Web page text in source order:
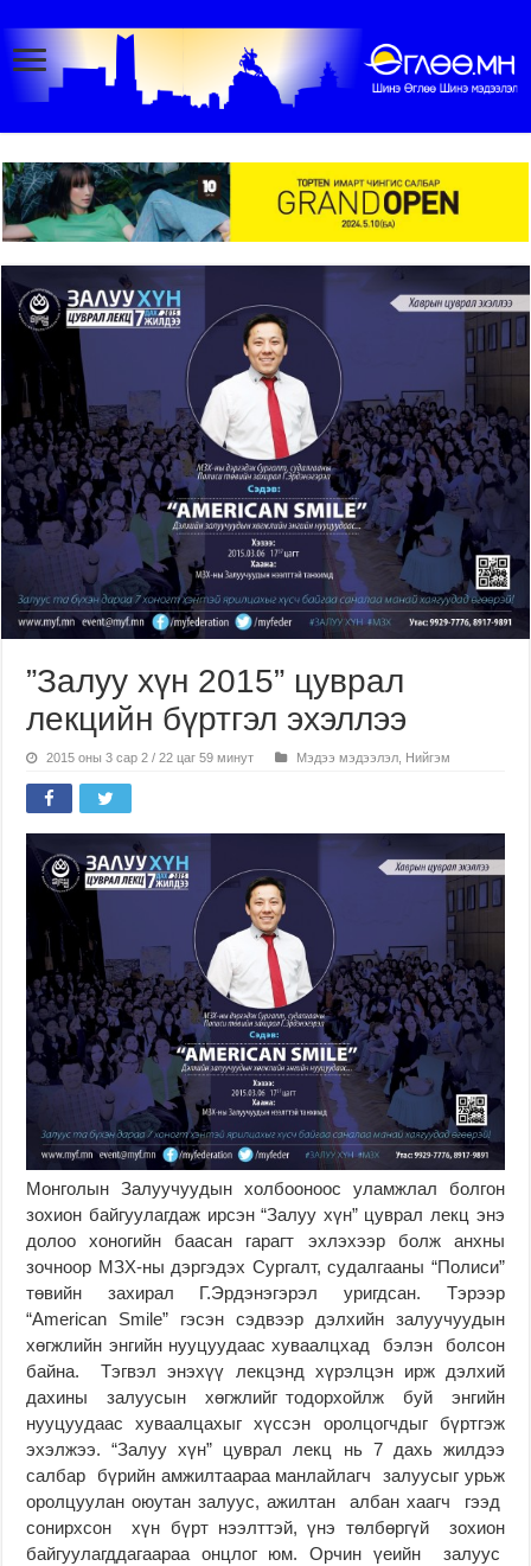
”Залуу хүн 2015” цуврал
лекцийн бүртгэл эхэллээ
2015 оны 3 сар 2 / 22 цаг 59 минут Мэдээ мэдээлэл Нийгэм
Монголын Залуучуудын холбооноос уламжлал болгон
зохион байгуулагдаж ирсэн “Залуу хүн” цуврал лекц энэ
долоо хоногийн баасан гарагт эхлэхээр болж анхны
зочноор МЗХ-ны дэргэдэх Сургалт, судалгааны “Полиси”
төвийн захирал Г.Эрдэнэгэрэл уригдсан. Тэрээр
“Аmerican Smile” гэсэн сэдвээр дэлхийн залуучуудын
хөгжлийн энгийн нууцуудаас хуваалцхад бэлэн болсон
байна. Тэгвэл энэхүү лекцэнд хүрэлцэн ирж дэлхий
дахины залуусын хөгжлийг тодорхойлж буй энгийн
нууцуудаас хуваалцахыг хүссэн оролцогчдыг бүртгэж
эхэлжээ. “Залуу хүн” цуврал лекц нь 7 дахь жилдээ
салбар бүрийн амжилтаараа манлайлагч залуусыг урьж
оролцуулан оюутан залуус, ажилтан албан хаагч гээд
сонирхсон хүн бүрт нээлттэй, үнэ төлбөргүй зохион
байгуулагддагаараа онцлог юм. Орчин үеийн залуус